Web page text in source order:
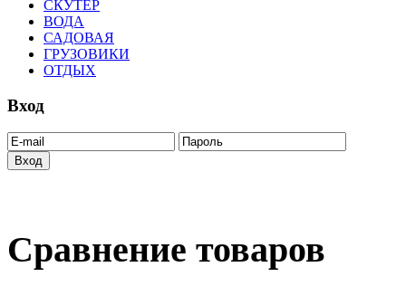
СКУТЕР
ВОДА
САДОВАЯ
ГРУЗОВИКИ
ОТДЫХ
Вход
Сравнение товаров